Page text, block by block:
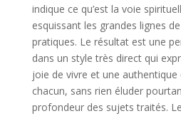
indique ce qu’est la voie
esquissant les grandes lignes
pratiques. Le résultat est une
dans un style très direct qui
joie de vivre et une
chacun, sans rien éluder
profondeur des sujets traités.